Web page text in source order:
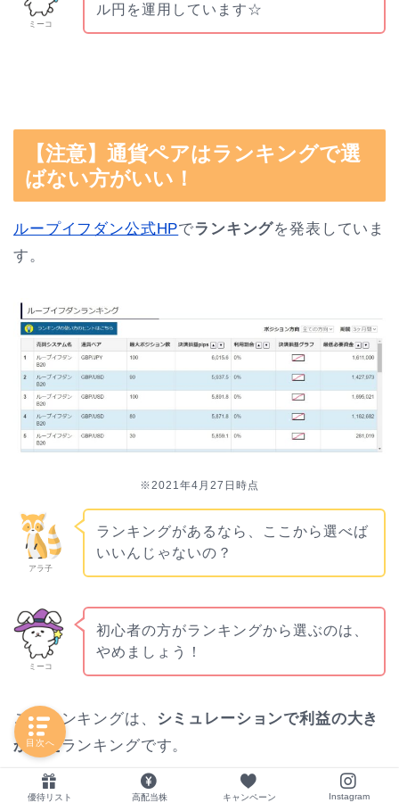
ミーコ
ル円を運用しています☆
【注意】通貨ペアはランキングで選
ばない方がいい！
ループイフダン公式HPでランキングを発表していま
す。
※2021年4月27日時点
アラ子
ランキングがあるなら、ここから選べば
いいんじゃないの？
ミーコ
初心者の方がランキングから選ぶのは、
やめましょう！
このランキングは、 シミュレーションで利益の大き
かったランキングです。
利益が大きい＝ハイリスク
優待リスト 高配当株 キャンペーン Instagram
目次へ